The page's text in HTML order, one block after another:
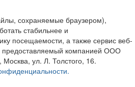
сохраняемые браузером),
стабильнее и
посещаемости, а также сервис веб-
предоставляемый компанией ООО
ул. Л. Толстого, 16.